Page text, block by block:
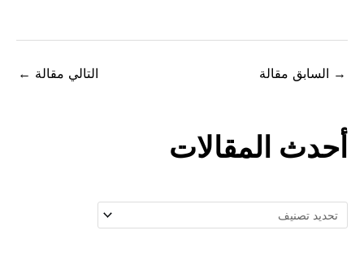
المقالات
السابق مقالة التالي مقالة←